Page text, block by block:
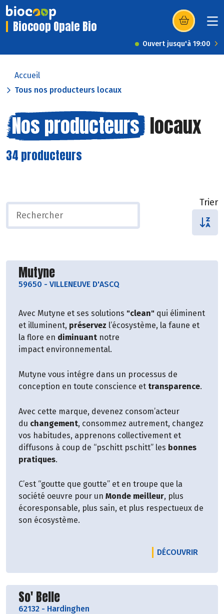
Biocoop Opale Bio (s’ouvre dans
Ouvert jusqu'à 19:00
Accueil
Tous nos producteurs locaux
Nos producteurs locaux
34 producteurs
Trier
Découvrir le producteur
Mutyne
59650 - VILLENEUVE D'ASCQ
Avec Mutyne et ses solutions "clean" qui éliminent
et illuminent, préservez l’écosystème, la faune et
la flore en diminuant notre
impact environnemental.
Mutyne vous intégre dans un processus de
conception en toute conscience et transparence.
Avec cette marque, devenez consom’acteur
du changement, consommez autrement, changez
vos habitudes, apprenons collectivement et
diffusons à coup de “pschitt pschitt” les bonnes
pratiques.
C’est “goutte que goutte” et en troupe que la
société oeuvre pour un Monde meilleur, plus
écoresponsable, plus sain, et plus respectueux de
son écosystème.
DÉCOUVRIR
Découvrir le producteur
So' Belle
62132 - Hardinghen